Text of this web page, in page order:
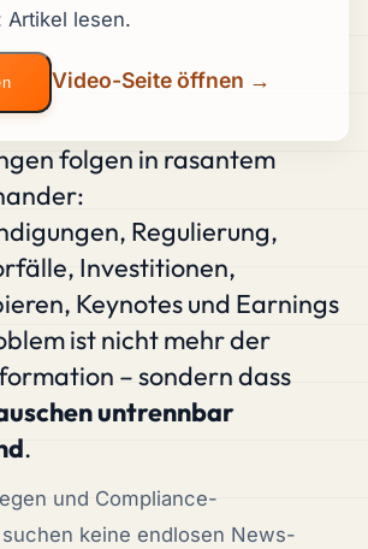
Artikel lesen.
Video-Seite öffnen →
folgen in rasantem
Regulierung,
Investitionen,
Keynotes und Earnings
ist nicht mehr der
– sondern dass
untrennbar
.
und Compliance-
keine endlosen News-